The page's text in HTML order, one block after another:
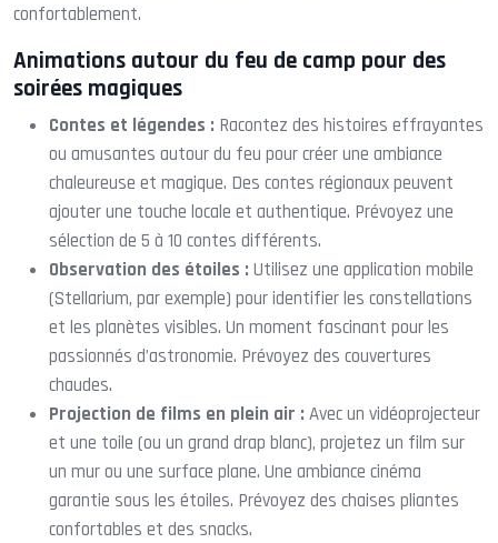
confortablement.
Animations autour du feu de camp pour des
soirées magiques
Contes et légendes : Racontez des histoires effrayantes
ou amusantes autour du feu pour créer une ambiance
chaleureuse et magique. Des contes régionaux peuvent
ajouter une touche locale et authentique. Prévoyez une
sélection de 5 à 10 contes différents.
Observation des étoiles : Utilisez une application mobile
(Stellarium, par exemple) pour identifier les constellations
et les planètes visibles. Un moment fascinant pour les
passionnés d’astronomie. Prévoyez des couvertures
chaudes.
Projection de films en plein air : Avec un vidéoprojecteur
et une toile (ou un grand drap blanc), projetez un film sur
un mur ou une surface plane. Une ambiance cinéma
garantie sous les étoiles. Prévoyez des chaises pliantes
confortables et des snacks.